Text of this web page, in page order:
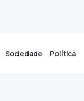
Sociedade Política